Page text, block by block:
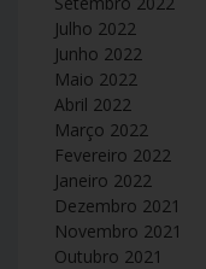
Julho 2022
Junho 2022
Maio 2022
Abril 2022
Março 2022
Fevereiro 2022
Janeiro 2022
Dezembro 2021
Novembro 2021
Outubro 2021